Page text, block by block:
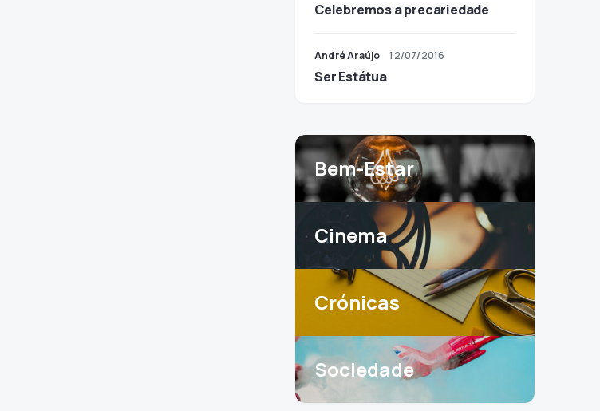
Celebremos a precariedade
André Araújo 12/07/2016
Ser Estátua
Bem-Estar
Cinema
Crónicas
Sociedade